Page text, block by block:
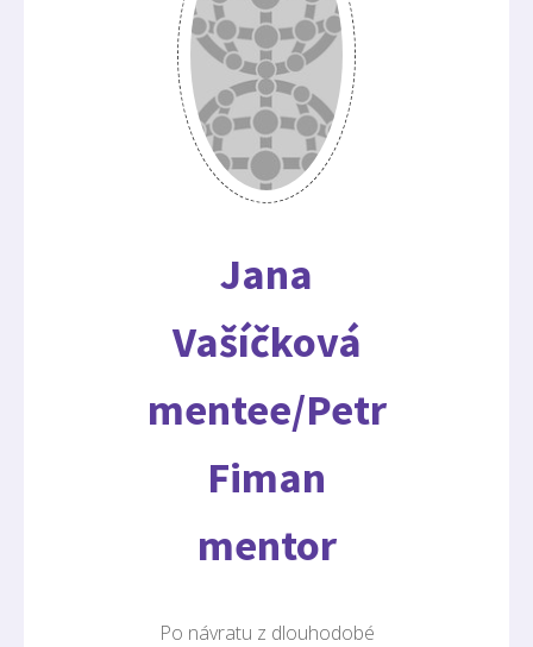
Jana
Vašíčková
mentee/Petr
Fiman
mentor
Po návratu z dlouhodobé